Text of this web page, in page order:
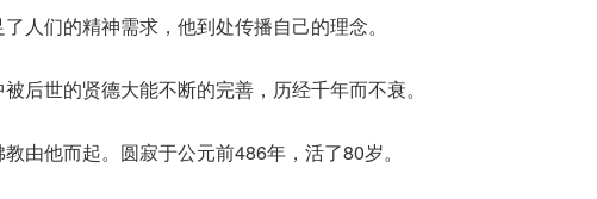
人们的精神需求，他到处传播自己的理念。
后世的贤德大能不断的完善，历经千年而不衰。
由他而起。圆寂于公元前486年，活了80岁。